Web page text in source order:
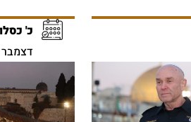
כ'
דצמבר 10, 2025